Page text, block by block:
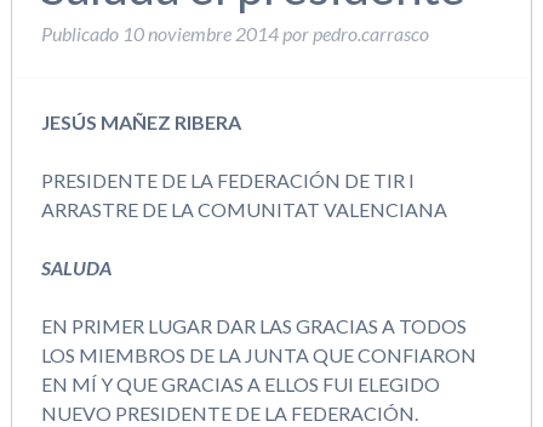
Publicado 10 noviembre 2014por pedro.carrasco
JESÚS MAÑEZ RIBERA
PRESIDENTE DE LA FEDERACIÓN DE TIR I
ARRASTRE DE LA COMUNITAT VALENCIANA
SALUDA
EN PRIMER LUGAR DAR LAS GRACIAS A TODOS
LOS MIEMBROS DE LA JUNTA QUE CONFIARON
EN MÍ Y QUE GRACIAS A ELLOS FUI ELEGIDO
NUEVO PRESIDENTE DE LA FEDERACIÓN.